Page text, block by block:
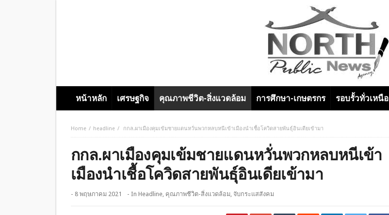
หน้าหลัก เศรษฐกิจ คุณภาพชีวิต-สิ่งแวดล้อม การศึกษา-เกษตรกร รอบรั้วทั่วเหนือ
Home headline กกล.ผาเมืองคุมเข้มชายแดนหวั่นพวกหลบหนีเข้าเมืองนำเชื้อโควิดสายพันธุ์อินเดียเข้ามา
กกล.ผาเมืองคุมเข้มชายแดนหวั่นพวกหลบหนีเข้า
เมืองนำเชื้อโควิดสายพันธุ์อินเดียเข้ามา
- 8 พฤษภาคม 2021 - In Headline, คุณภาพชีวิต-สิ่งแวดล้อม, จับกระแสสังคม